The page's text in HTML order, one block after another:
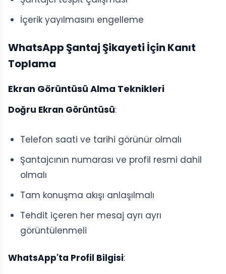
İçerik yayılmasını engelleme
WhatsApp Şantaj Şikayeti İçin Kanıt
Toplama
Ekran Görüntüsü Alma Teknikleri
Doğru Ekran Görüntüsü:
Telefon saati ve tarihi görünür olmalı
Şantajcının numarası ve profil resmi dahil
olmalı
Tam konuşma akışı anlaşılmalı
Tehdit içeren her mesaj ayrı ayrı
görüntülenmeli
WhatsApp'ta Profil Bilgisi: